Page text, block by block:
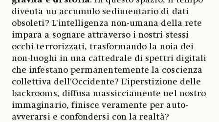
diventa un accumulo sedimentario di dati
obsoleti? L'intelligenza non-umana della rete
impara a sognare attraverso i nostri stessi
occhi terrorizzati, trasformando la noia dei
non-luoghi in una cattedrale di spettri digitali
che infestano permanentemente la coscienza
collettiva dell'Occidente? L’iperstizione delle
backrooms, diffusa massicciamente nel nostro
immaginario, finisce veramente per auto-
avverarsi e confondersi con la realtà?